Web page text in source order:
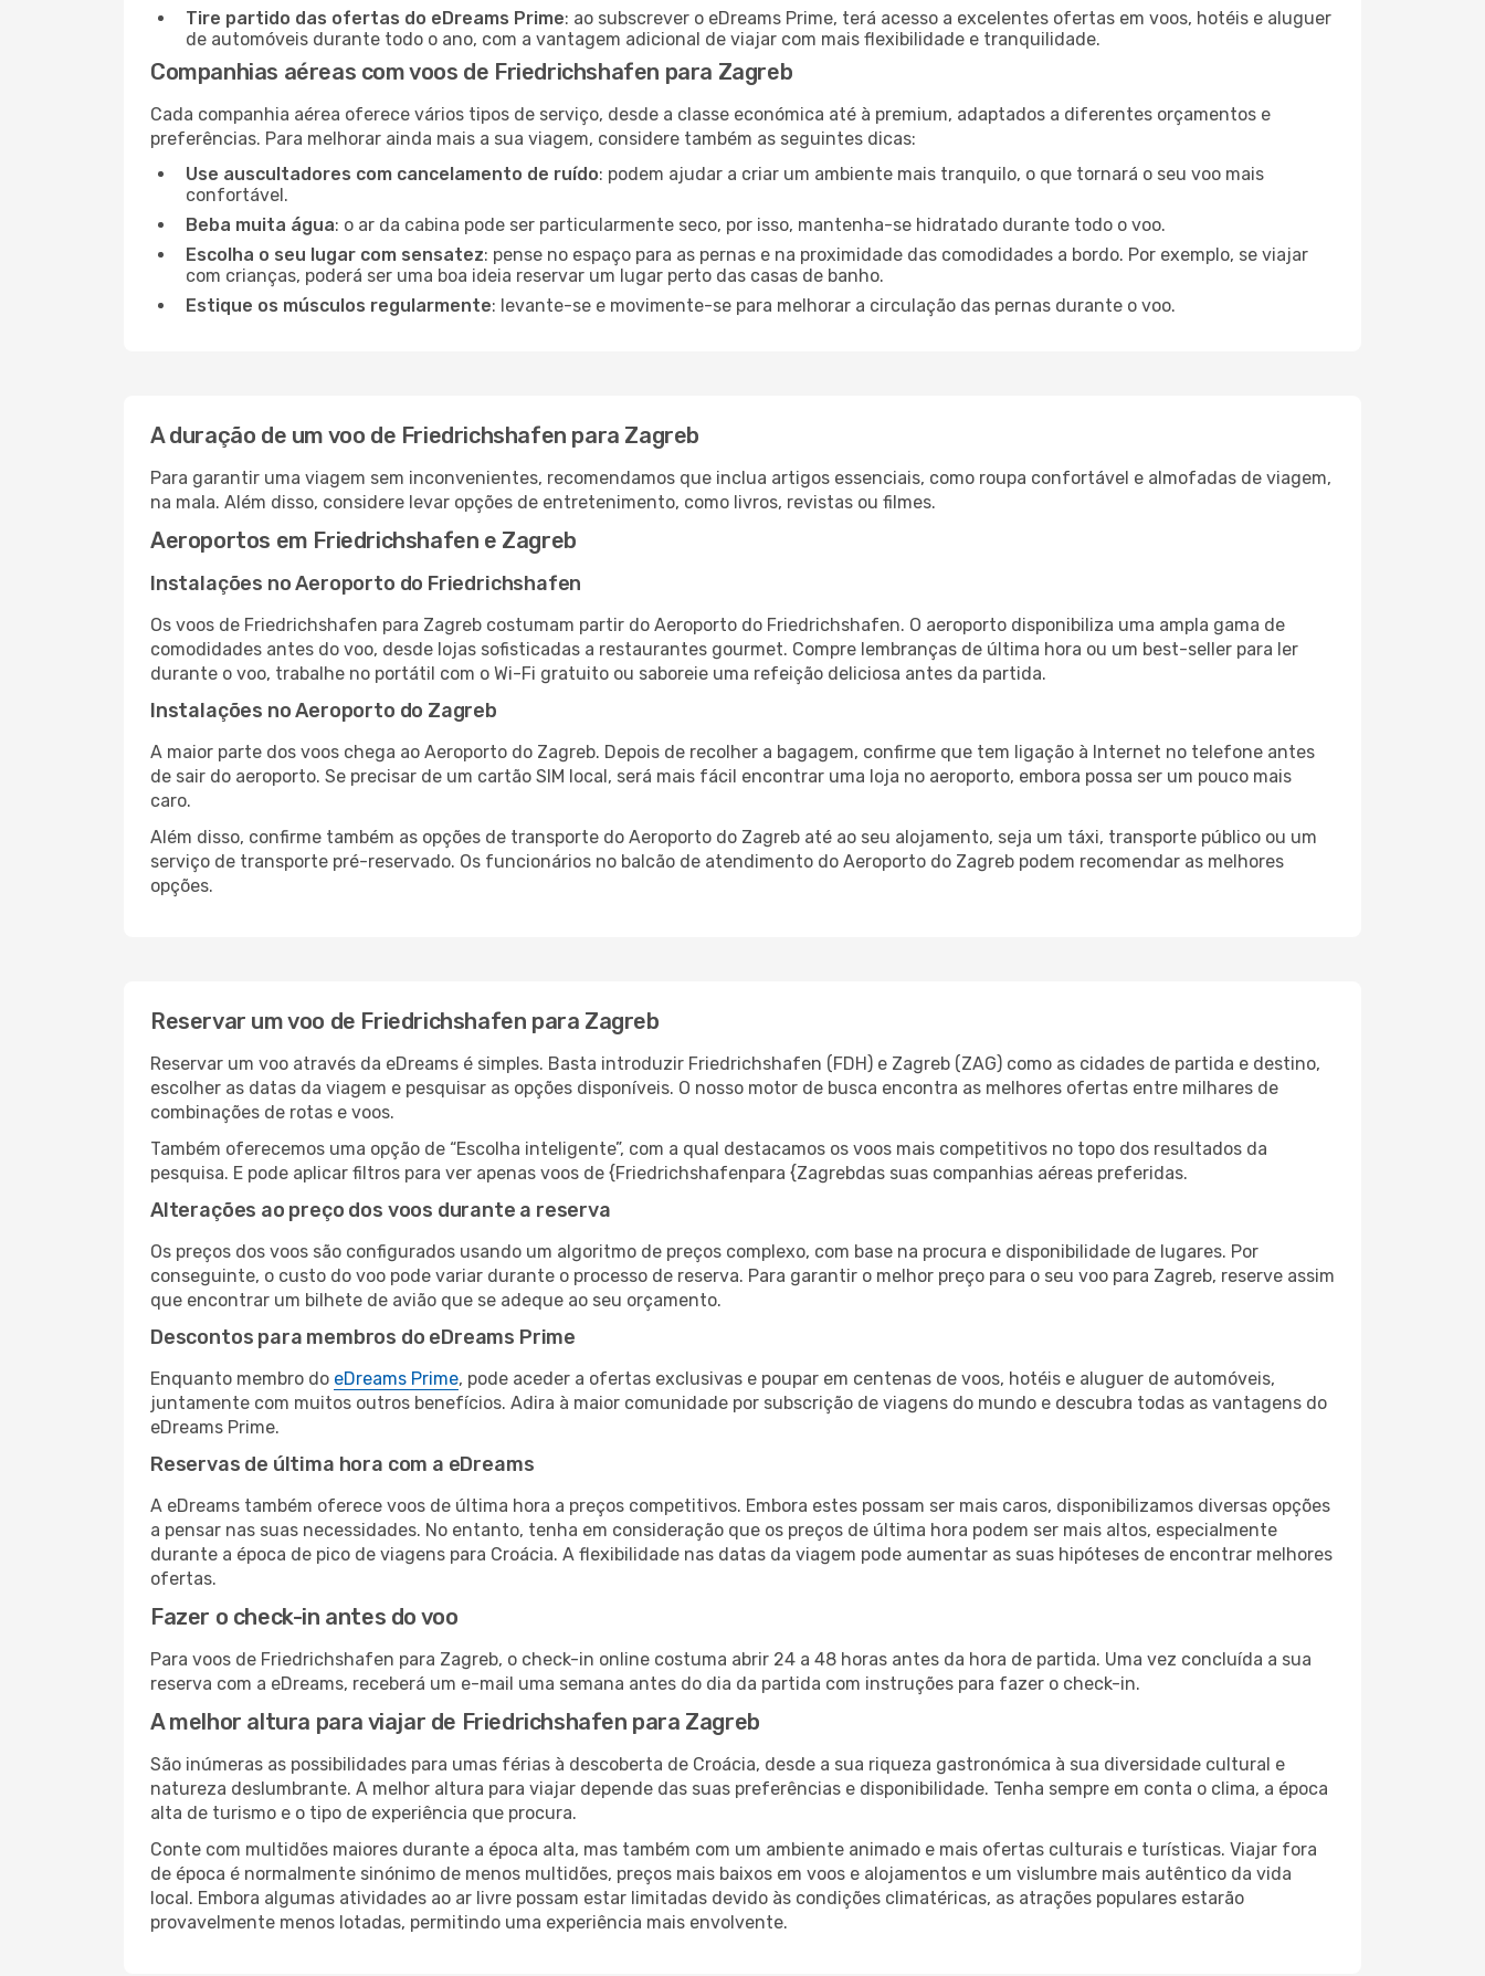
Tire partido das ofertas do eDreams Prime: ao subscrever o eDreams Prime, terá acesso a excelentes ofertas em voos, hotéis e aluguer
de automóveis durante todo o ano, com a vantagem adicional de viajar com mais flexibilidade e tranquilidade.
Companhias aéreas com voos de Friedrichshafen para Zagreb
Cada companhia aérea oferece vários tipos de serviço, desde a classe económica até à premium, adaptados a diferentes orçamentos e
preferências. Para melhorar ainda mais a sua viagem, considere também as seguintes dicas:
Use auscultadores com cancelamento de ruído: podem ajudar a criar um ambiente mais tranquilo, o que tornará o seu voo mais
confortável.
Beba muita água: o ar da cabina pode ser particularmente seco, por isso, mantenha-se hidratado durante todo o voo.
Escolha o seu lugar com sensatez: pense no espaço para as pernas e na proximidade das comodidades a bordo. Por exemplo, se viajar
com crianças, poderá ser uma boa ideia reservar um lugar perto das casas de banho.
Estique os músculos regularmente: levante-se e movimente-se para melhorar a circulação das pernas durante o voo.
A duração de um voo de Friedrichshafen para Zagreb
Para garantir uma viagem sem inconvenientes, recomendamos que inclua artigos essenciais, como roupa confortável e almofadas de viagem,
na mala. Além disso, considere levar opções de entretenimento, como livros, revistas ou filmes.
Aeroportos em Friedrichshafen e Zagreb
Instalações no Aeroporto do Friedrichshafen
Os voos de Friedrichshafen para Zagreb costumam partir do Aeroporto do Friedrichshafen. O aeroporto disponibiliza uma ampla gama de
comodidades antes do voo, desde lojas sofisticadas a restaurantes gourmet. Compre lembranças de última hora ou um best-seller para ler
durante o voo, trabalhe no portátil com o Wi-Fi gratuito ou saboreie uma refeição deliciosa antes da partida.
Instalações no Aeroporto do Zagreb
A maior parte dos voos chega ao Aeroporto do Zagreb. Depois de recolher a bagagem, confirme que tem ligação à Internet no telefone antes
de sair do aeroporto. Se precisar de um cartão SIM local, será mais fácil encontrar uma loja no aeroporto, embora possa ser um pouco mais
caro.
Além disso, confirme também as opções de transporte do Aeroporto do Zagreb até ao seu alojamento, seja um táxi, transporte público ou um
serviço de transporte pré-reservado. Os funcionários no balcão de atendimento do Aeroporto do Zagreb podem recomendar as melhores
opções.
Reservar um voo de Friedrichshafen para Zagreb
Reservar um voo através da eDreams é simples. Basta introduzir Friedrichshafen (FDH) e Zagreb (ZAG) como as cidades de partida e destino,
escolher as datas da viagem e pesquisar as opções disponíveis. O nosso motor de busca encontra as melhores ofertas entre milhares de
combinações de rotas e voos.
Também oferecemos uma opção de “Escolha inteligente”, com a qual destacamos os voos mais competitivos no topo dos resultados da
pesquisa. E pode aplicar filtros para ver apenas voos de {Friedrichshafenpara {Zagrebdas suas companhias aéreas preferidas.
Alterações ao preço dos voos durante a reserva
Os preços dos voos são configurados usando um algoritmo de preços complexo, com base na procura e disponibilidade de lugares. Por
conseguinte, o custo do voo pode variar durante o processo de reserva. Para garantir o melhor preço para o seu voo para Zagreb, reserve assim
que encontrar um bilhete de avião que se adeque ao seu orçamento.
Descontos para membros do eDreams Prime
Enquanto membro do eDreams Prime, pode aceder a ofertas exclusivas e poupar em centenas de voos, hotéis e aluguer de automóveis,
juntamente com muitos outros benefícios. Adira à maior comunidade por subscrição de viagens do mundo e descubra todas as vantagens do
eDreams Prime.
Reservas de última hora com a eDreams
A eDreams também oferece voos de última hora a preços competitivos. Embora estes possam ser mais caros, disponibilizamos diversas opções
a pensar nas suas necessidades. No entanto, tenha em consideração que os preços de última hora podem ser mais altos, especialmente
durante a época de pico de viagens para Croácia. A flexibilidade nas datas da viagem pode aumentar as suas hipóteses de encontrar melhores
ofertas.
Fazer o check-in antes do voo
Para voos de Friedrichshafen para Zagreb, o check-in online costuma abrir 24 a 48 horas antes da hora de partida. Uma vez concluída a sua
reserva com a eDreams, receberá um e-mail uma semana antes do dia da partida com instruções para fazer o check-in.
A melhor altura para viajar de Friedrichshafen para Zagreb
São inúmeras as possibilidades para umas férias à descoberta de Croácia, desde a sua riqueza gastronómica à sua diversidade cultural e
natureza deslumbrante. A melhor altura para viajar depende das suas preferências e disponibilidade. Tenha sempre em conta o clima, a época
alta de turismo e o tipo de experiência que procura.
Conte com multidões maiores durante a época alta, mas também com um ambiente animado e mais ofertas culturais e turísticas. Viajar fora
de época é normalmente sinónimo de menos multidões, preços mais baixos em voos e alojamentos e um vislumbre mais autêntico da vida
local. Embora algumas atividades ao ar livre possam estar limitadas devido às condições climatéricas, as atrações populares estarão
provavelmente menos lotadas, permitindo uma experiência mais envolvente.